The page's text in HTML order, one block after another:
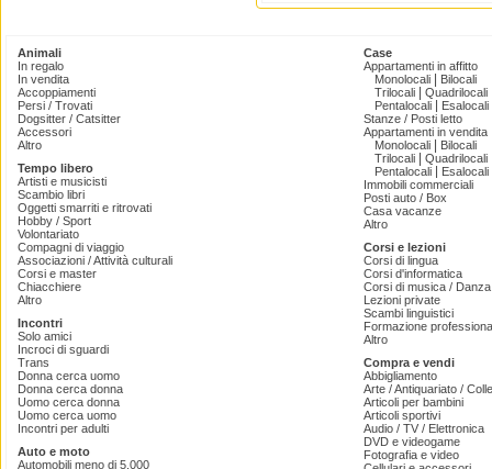
Animali
In regalo
In vendita
Accoppiamenti
Persi / Trovati
Dogsitter / Catsitter
Accessori
Altro
Tempo libero
Artisti e musicisti
Scambio libri
Oggetti smarriti e ritrovati
Hobby / Sport
Volontariato
Compagni di viaggio
Associazioni / Attività culturali
Corsi e master
Chiacchiere
Altro
Incontri
Solo amici
Incroci di sguardi
Trans
Donna cerca uomo
Donna cerca donna
Uomo cerca donna
Uomo cerca uomo
Incontri per adulti
Auto e moto
Automobili meno di 5.000
Case
Appartamenti in affitto
Monolocali
Bilocali
Trilocali
Quadrilocali
Pentalocali
Esalocali
Stanze / Posti letto
Appartamenti in vendita
Monolocali
Bilocali
Trilocali
Quadrilocali
Pentalocali
Esalocali
Immobili commerciali
Posti auto / Box
Casa vacanze
Altro
Corsi e lezioni
Corsi di lingua
Corsi d'informatica
Corsi di musica /
Lezioni private
Scambi linguistici
Formazione
Altro
Compra e vendi
Abbigliamento
Arte / Antiquariato /
Articoli per bambini
Articoli sportivi
Audio / TV / Elettronica
DVD e videogame
Fotografia e video